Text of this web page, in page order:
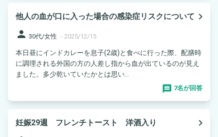
他人の血が口に入った場合の感染症リスクについて navigate_next
person 30代/女性 - 2025/12/15
本日昼にインドカレーを息子(2歳)と食べに行った際、配膳時
に調理される外国の方の人差し指から血が出ているのが見え
ました。多少乾いていたかとは思い...
7名が回答
妊娠29週 フレンチトースト 洋酒入り
navigate_next